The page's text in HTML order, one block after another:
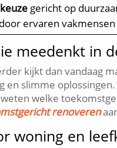
gericht op
ervaren
meedenkt in
kijkt dan vandaag
en slimme
welke
renoveren
woning en